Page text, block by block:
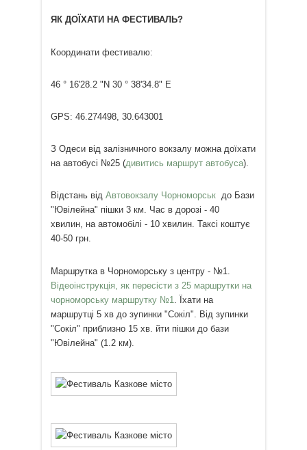
ЯК ДОЇХАТИ НА ФЕСТИВАЛЬ?
Координати фестивалю:
46 ° 16'28.2 "N 30 ° 38'34.8" E
GPS: 46.274498, 30.643001
З Одеси від залізничного вокзалу можна доїхати
на автобусі №25 (дивитись маршрут автобуса).
Відстань від Автовокзалу Чорноморськдо Бази
"Ювілейна" пішки 3 км. Час в дорозі - 40
хвилин, на автомобілі - 10 хвилин. Таксі коштує
40-50 грн.
Маршрутка в Чорноморську з центру - №1.
Відеоінструкція, як пересісти з 25 маршрутки на
чорноморську маршрутку №1
. Їхати на
маршрутці 5 хв до зупинки "Сокіл". Від зупинки
"Сокіл" приблизно 15 хв. йти пішки до бази
"Ювілейна" (1.2 км).